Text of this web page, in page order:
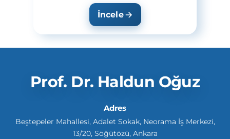
gü...
İncele
Prof. Dr. Haldun Oğuz
Adres
Beştepeler Mahallesi, Adalet Sokak, Neorama İş Merkezi,
13/20, Söğütözü, Ankara